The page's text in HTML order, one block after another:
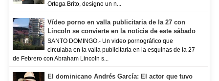
Ortega Brito, designo un n...
Vídeo porno en valla publicitaria de la 27 con
Lincoln se convierte en la noticia de este sábado
SANTO DOMINGO.- Un video pornográfico que
circulaba en la valla publicitaria en la esquinas de la 27
de Febrero con Abraham Lincoln s...
El dominicano Andrés García: El actor que tuvo